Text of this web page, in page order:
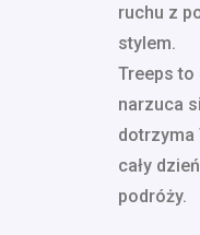
ruchu z
stylem.
Treeps to
narzuca
dotrzyma
cały
podróży.